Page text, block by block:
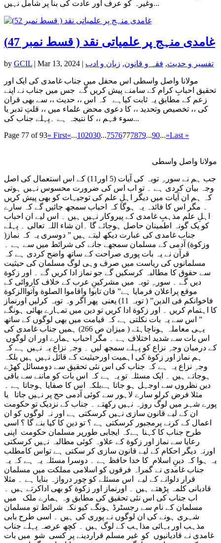
وغیرہ کو عرف اور عادت کی بنا پر شامل نہیں...
غامدی منہج پر علمیاتی نقد ( قسط نمبر 47)
by GCIL | Mar 13, 2024 | تفسیر و حدیث, فقہ و قانون, زبان و ادب
مولانا واصل واسطی اس محفل میں جناب غامدی کی ایک اور
تحقیق احبابِ کرام کے سامنے پیش کریں گے جس میں جناب نے اپنے
زعم کے مطابق یہ ثابت کیاہے کہ اس ،، حدیث ،، سے بھی قران
کی ،، تخصیص وتحدید ،، کا دعوی محض علماء میں ،، قلتِ تدبر یا
سوء فہم ،، کا نتیجہ ہے ۔پہلے جناب کی...
Page 77 of 93« First«...102030...7576777879...90...»Last »
مولانا واصل واسطی
جب ہم نے سورہِ توبہ کی آیات (5 اور11) کے اس استعمال کی اصل
وجہ بیان کردی ہے ۔ تو اب اس کی ضرورت محسوس نہیں ہوتی
کہ ہم ان آیات میں دیگر اہلِ علم کی توجیہات کو بھی پیش کریں
۔ مگر اس کا فائدہ یہ ہوگا کہ احباب سمجھ جائیں گے کہ سارے
اہلِ علم مذہبِ غامدی کے پیروکار نہیں ہیں ۔ اس لیے ان احباب
کو یک گونہ اطمینان حاصل ہوجائے گا ۔ان شاء اللہ تعالی ۔ پہلے
جناب غامدی کی عبارت دیکھ لیتے ہیں ” دوسری یہ کہ نماز(
وزکوة) آدمی کے مسلمان سمجھے جانے کی شرائط میں سے ہے ۔
قرآن نے یہ بات پوری صراحت کے ساتھ واضح کردی ہے کہ
مسلمانوں کی ریاست میں صرف وہی لوگ مسلمان کی حیثیت
سے حقوق کا مطالبہ کرسکیں گے جو نماز ادا کریں گے ۔ اور زکوة
دیں گے ۔ سورہِ توبہ میں مشرکینِ عرب کے خلاف کاروائی کے
موقع پراعلان فرمایا ہے” فان تابوا واقاموا الصلوة وآتواالزکوة
فاخوانکم فی الدین” ( توبہ 11) یعنی پھر اگر وہ توبہ کرلیں اورنماز
کا اہتمام کریں ۔ اور زکوة ادا کریں تو دین میں تمہارے بھائی ہونگے
” اس سے یہ بات نکلتی ہے کہ قیامت میں بھی لوگوں کے ساتھ
یہی معاملہ ہوناچاہئے ( میزان ص 266) ہمیں جناب غامدی کی
اس بات سے شدید اختلاف ہے ۔ مگر احباب ہمارے اور ان لوگوں
کے درمیان وجہِ نزاع کو پہلے سمجھ لیں ۔ وجہِ نزاع یہ نہیں ہے کہ
ہم نماز اور‌ زکوة کی اہمیت اورحیثیت کے قائل نہیں ہیں بلکہ
وجہِ نزاع یہ ہے کہ جناب کی اس نئی تحقیق سے دومسائل کھڑے
ہوجاتے ہیں ۔ ایک مسئلہ تو یہ ہے کہ اس بات کو ماننے سے باقی
دین نظروں سے اوجہل ہو جاتا ہےبلکہ اس کا صفایا ہوجاتا ہے ۔
مثلا فرض کرلو سارے لاہور سے کوئی آدمی حج پر نہیں جاتا یا
پورے شہر میں لوگ روزہ نہیں رکھتے ۔ جناب کے نزدیک تو حکومت
ان کے لیے قانون سازی نہیں کرسکتی ہے اور نہ لوگوں کو ان
اعمال کے کرنے پرمجبور کرسکتی ہے ؟ تو دین کا کیا بنے گا ؟ اسی
طرح جناب کا کہنا ہےکہ ایجابی طورپر مسلمان حکومت اپنی
رعایا سے نماز اور زکوة کے علاوہ کوئی مطالبہ نہیں کرسکتی
اورنہ دیگر احکام کے لیے قانون سازی کر سکتی ہے تواس کامطلب
یہ ہوا کہ دینِ اسلام کا خدا حافظ ہے ۔ دوسرا مسئلہ یہ ہے کہ یہ
جناب غامدی نے گمراہ فرقوں کو اسلامی مملکت میں مسلمان
قرار دلوانے کے لیے اس مسئلے کو چور دروازہ بنایا ہے ۔ مثلا
قادیانی کلمہ پڑھتے ہیں ۔ اورنماز اور زکوة کو بھی اداکرتے ہیں ۔
اب جناب کی اس نئی تحقیق کی مطابق وہ ہمارے ملک میں
مسلمان کے نام سے رجسٹرڈ ہونگے کیو نکہ شرائط تو مسلمان
شہری ہونے کی ان لوگوں نے پوری کی ہیں ۔ اسی طرح بابی
مذہب اور بہائی مذاہب کے لوگ ہیں ۔ کچھ عرصہ پہلے جناب
غامدی نے قادیانیوں کو غیر مسلم قراردینے پر کسی شو میں بات